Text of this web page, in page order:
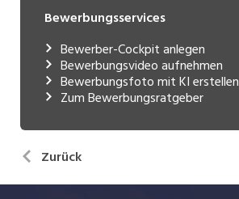
Bewerbungsservices
Bewerber-Cockpit anlegen
Bewerbungsvideo aufnehmen
Bewerbungsfoto mit KI erstellen
Zum Bewerbungsratgeber
Zurück